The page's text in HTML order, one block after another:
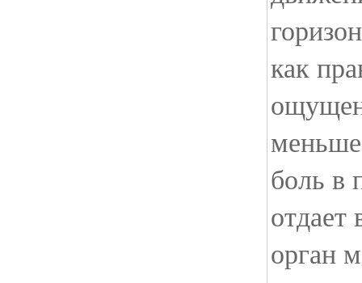
как
боль в
отдает
орган